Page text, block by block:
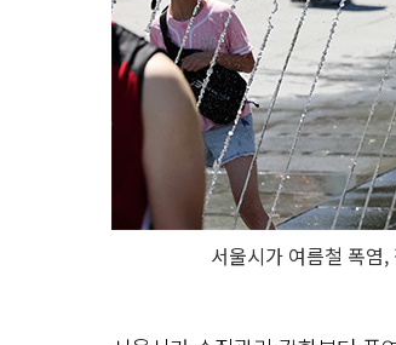
서울시가 여름철 폭염